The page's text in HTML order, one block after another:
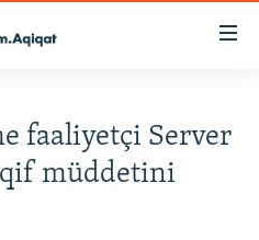
faaliyetçi Server
müddetini